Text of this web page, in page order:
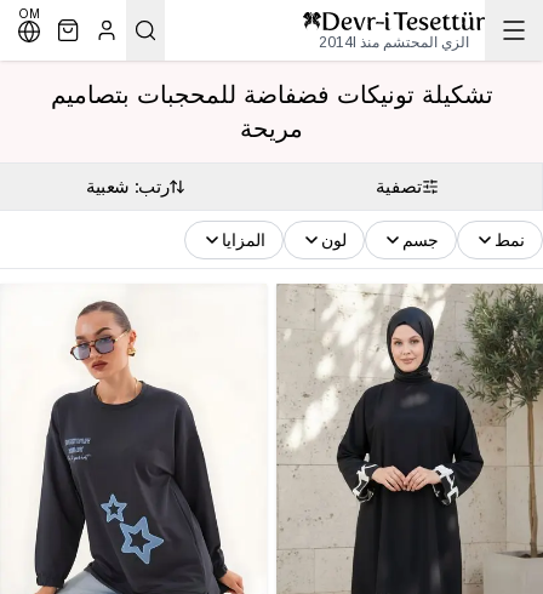
الزي المحتشم منذ 2014l
OM
تشكيلة تونيكات فضفاضة للمحجبات بتصاميم
مريحة
تصفية رتب: شعبية
نمط جسم لون المزايا